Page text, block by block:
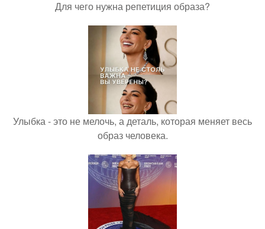
Для чего нужна репетиция образа?
Улыбка - это не мелочь, а деталь, которая меняет весь
образ человека.